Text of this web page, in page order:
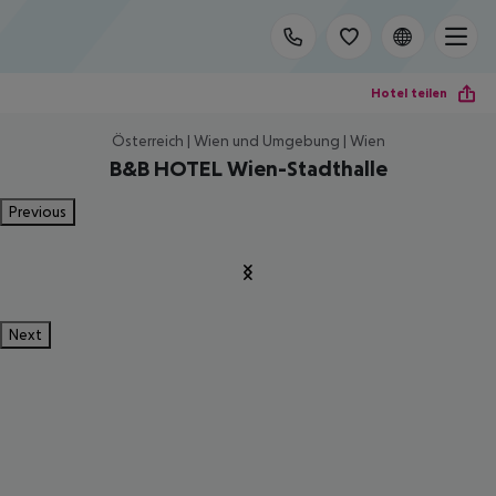
Hotel teilen
Österreich | Wien und Umgebung | Wien
B&B HOTEL Wien-Stadthalle
Previous
Next